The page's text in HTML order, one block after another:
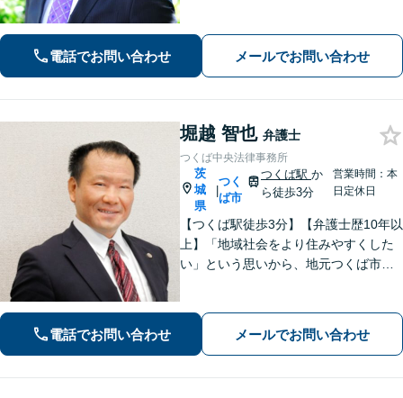
することを心がけています。まずはお
気軽にお問い合わせください。
電話でお問い合わせ メールでお問い合わせ
堀越 智也 弁護士
つくば中央法律事務所
茨
城
県
|
つく
ば市
つくば駅か
ら徒歩3分
営業時間：本
日定休日
【つくば駅徒歩3分】【弁護士歴10年以
上】「地域社会をより住みやすくした
い」という思いから、地元つくば市で
続・遺言】残された借金・不動産に困
っていませんか？
電話でお問い合わせ メールでお問い合わせ